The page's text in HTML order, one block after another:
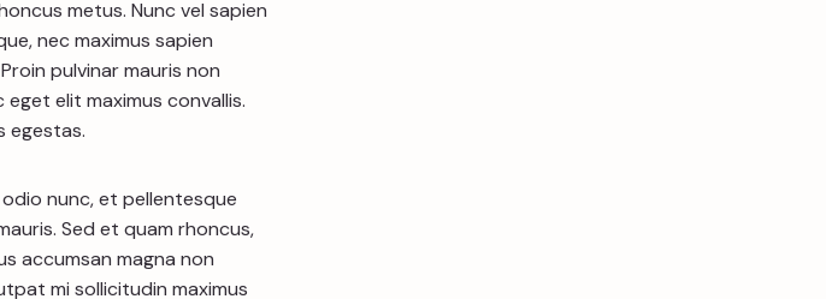
metus. Nunc vel sapien
nec maximus sapien
pulvinar mauris non
elit maximus convallis.
egestas.
nunc, et pellentesque
Sed et quam rhoncus,
accumsan magna non
mi sollicitudin maximus